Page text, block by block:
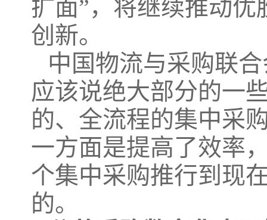
扩面”，将继续推动
创新。
中国物流与采购联
应该说绝大部分的一
的、全流程的集中采
一方面是提高了效率
个集中采购推行到现
的。